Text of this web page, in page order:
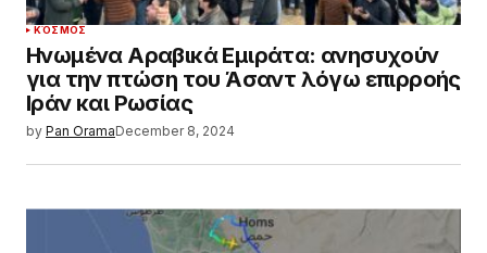
ΚΌΣΜΟΣ
Ηνωμένα Αραβικά Εμιράτα: ανησυχούν
για την πτώση του Άσαντ λόγω επιρροής
Ιράν και Ρωσίας
by Pan OramaDecember 8, 2024